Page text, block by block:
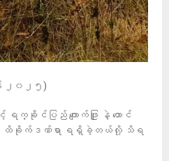
၂၀၂၅)
င့် ရက္ခိုင်ပြည် ကျောက်ဖြူ နဲ့ တောင်
း ထိခိုက်ဒဏ်ရာ ရရှိခဲ့တယ်လို့ သိရ